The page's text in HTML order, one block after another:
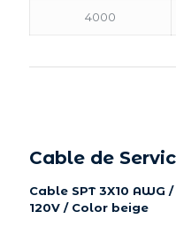
4000
Cable de
Cable SPT 3X10
120V / Color beige